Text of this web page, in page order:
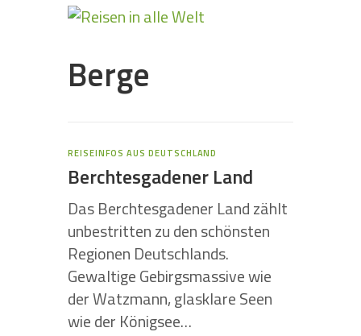
Berge
REISEINFOS AUS DEUTSCHLAND
Berchtesgadener Land
Das Berchtesgadener Land zählt
unbestritten zu den schönsten
Regionen Deutschlands.
Gewaltige Gebirgsmassive wie
der Watzmann, glasklare Seen
wie der Königsee…